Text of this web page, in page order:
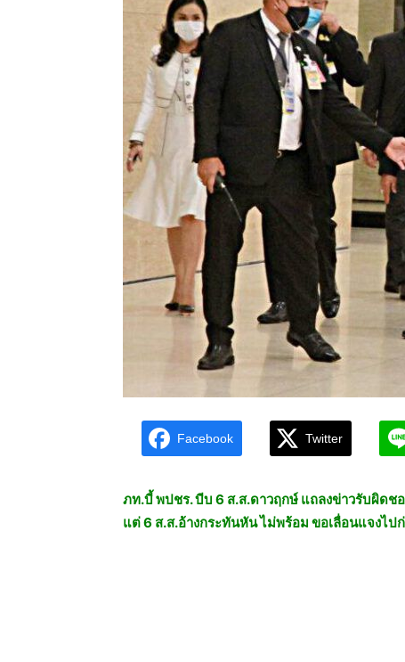
Facebook Twitter
ภท.บี้ พปชร. บีบ 6 ส.ส.ดาวฤกษ์ แถลงข่าวรับผิดช
แต่ 6 ส.ส.อ้างกระทันหัน ไม่พร้อม ขอเลื่อนแจงไป